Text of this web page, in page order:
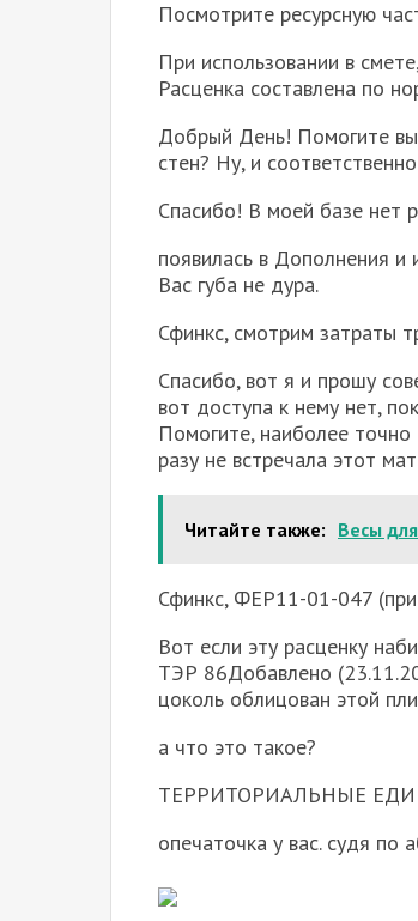
Посмотрите ресурсную
При использовании в
Расценка составлена по
Добрый День! Помогите
стен? Ну, и
Спасибо! В моей базе нет
появилась в Дополнения
Вас губа не дура.
Сфинкс, смотрим затраты
Спасибо, вот я и прошу
вот доступа к нему нет,
Помогите, наиболее
разу не встречала этот
Читайте также: Весы
Сфинкс, ФЕР11-01-047
Вот если эту расценку
ТЭР 86Добавлено
цоколь облицован этой
а что это такое?
ТЕРРИТОРИАЛЬНЫЕ
опечаточка у вас. судя по